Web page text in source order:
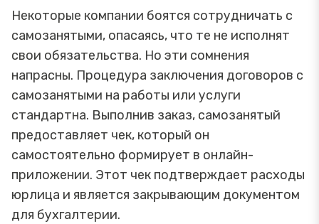
Некоторые компании боятся сотрудничать с
самозанятыми, опасаясь, что те не исполнят
свои обязательства. Но эти сомнения
напрасны. Процедура заключения договоров с
самозанятыми на работы или услуги
стандартна. Выполнив заказ, самозанятый
предоставляет чек, который он
самостоятельно формирует в онлайн-
приложении. Этот чек подтверждает расходы
юрлица и является закрывающим документом
для бухгалтерии.